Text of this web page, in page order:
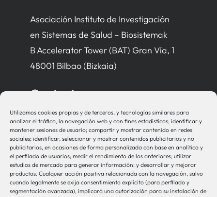
Utilizamos cookies propias y de terceros, y tecnologías similares para
analizar el tráfico, la navegación web y con fines estadísticos; identificar y
mantener sesiones de usuario; compartir y mostrar contenido en redes
sociales; identificar, seleccionar y mostrar contenidos publicitarios y no
publicitarios, en ocasiones de forma personalizada con base en analítica y
el perfilado de usuarios; medir el rendimiento de los anteriores; utilizar
estudios de mercado para generar información; y desarrollar y mejorar
productos. Cualquier acción positiva relacionada con la navegación, salvo
cuando legalmente se exija consentimiento explícito (para perfilado y
segmentación avanzada), implicará una autorización para su instalación de
Asociación Instituto de Investigación
en Sistemas de Salud – Biosistemak
B Accelerator Tower (BAT) Gran Vía, 1
48001 Bilbao (Bizkaia)
Contacto
bio-sistemak@bio-sistemak.eus
944 00 77 90
Otros Enlaces